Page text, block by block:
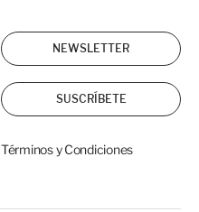
NEWSLETTER
SUSCRÍBETE
Términos y Condiciones